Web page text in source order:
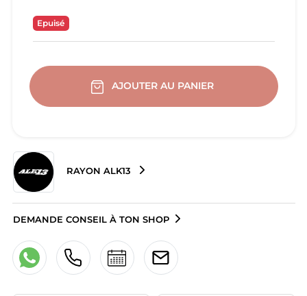
Epuisé
AJOUTER AU PANIER
RAYON ALK13
DEMANDE CONSEIL À TON SHOP